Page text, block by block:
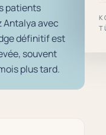
patients
Antalya avec
définitif est
souvent
plus tard.